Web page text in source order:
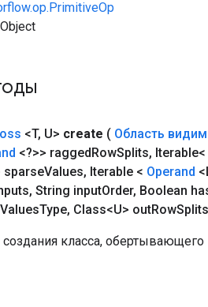
<T, U> create ( Область
<?>> raggedRowSplits, Iterable<
sparseValues, Iterable < Operand
, String inputOrder, Boolean
ValuesType, Class<U> outRowSplits
класса,